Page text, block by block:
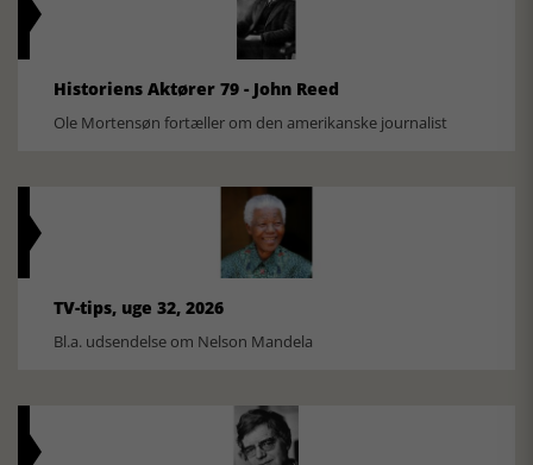
Historiens Aktører 79 - John Reed
Ole Mortensøn fortæller om den amerikanske journalist
TV-tips, uge 32, 2026
Bl.a. udsendelse om Nelson Mandela